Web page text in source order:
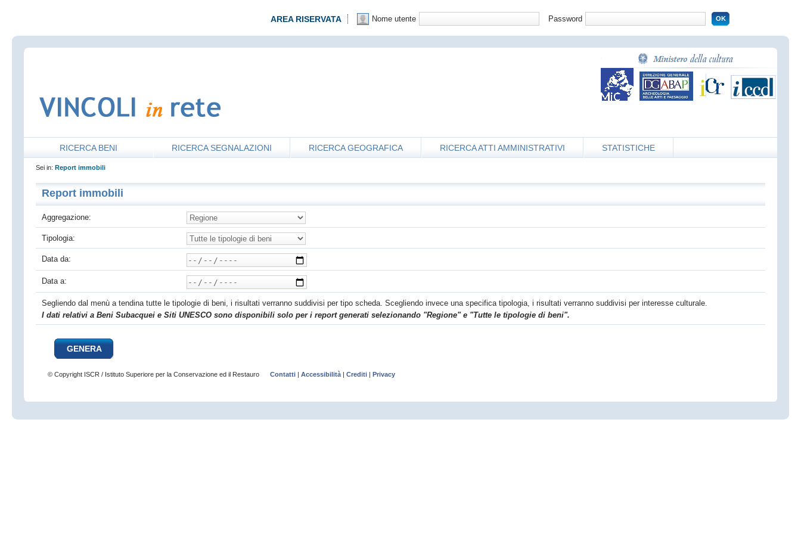
AREA RISERVATA Nome utente Password
RICERCA BENI RICERCA SEGNALAZIONI RICERCA GEOGRAFICA RICERCA ATTI AMMINISTRATIVI STATISTICHE
Sei in: Report immobili
Report immobili
Aggregazione:
Tipologia:
Data da:
Data a:
Segliendo dal menù a tendina tutte le tipologie di beni, i risultati verranno suddivisi per tipo scheda. Scegliendo invece una specifica tipologia, i risultati verranno suddivisi per interesse culturale.
I dati relativi a Beni Subacquei e Siti UNESCO sono disponibili solo per i report generati selezionando "Regione" e "Tutte le tipologie di beni".
© Copyright ISCR / Istituto Superiore per la Conservazione ed il Restauro Contatti Accessibilità Crediti Privacy